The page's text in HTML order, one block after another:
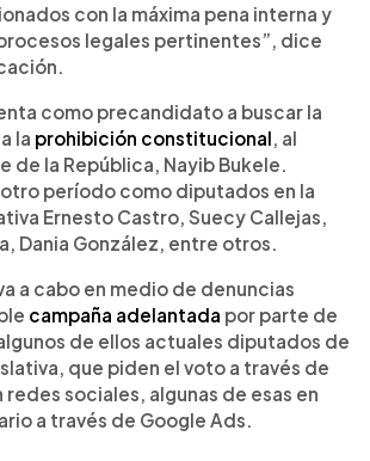
con la máxima pena interna y
legales pertinentes”, dice
como precandidato a buscar la
la prohibición constitucional, al
de la República, Nayib Bukele.
período como diputados en la
Ernesto Castro, Suecy Callejas,
Dania González, entre otros.
a cabo en medio de denuncias
campaña adelantada por parte de
de ellos actuales diputados de
que piden el voto a través de
sociales, algunas de esas en
a través de Google Ads.